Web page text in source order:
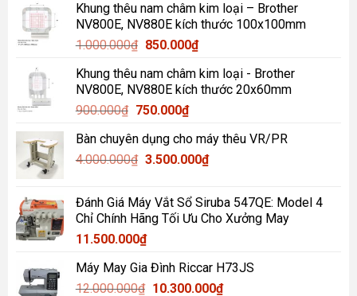
là:
1.200.000₫.
tại
là:
Khung thêu nam châm kim loại – Brother
NV800E, NV880E kích thước 100x100mm
1.000.000₫ Giá
là:
1.000.000₫.
850.000₫Giá
tại
là:
Khung thêu nam châm kim loại - Brother
NV800E, NV880E kích thước 20x60mm
900.000₫ Giá
là:
900.000₫.
750.000₫Giá
tại
là:
Bàn chuyên dụng cho máy thêu VR/PR
4.000.000₫ Giá
4.000.000₫.
3.500.000₫Giá
là:
3.500.000₫.
Đánh Giá Máy Vắt Sổ Siruba 547QE: Model 4
Chỉ Chính Hãng Tối Ưu Cho Xưởng May
11.500.000₫
Máy May Gia Đình Riccar H73JS
12.000.000₫ Giá
10.300.000₫Giá